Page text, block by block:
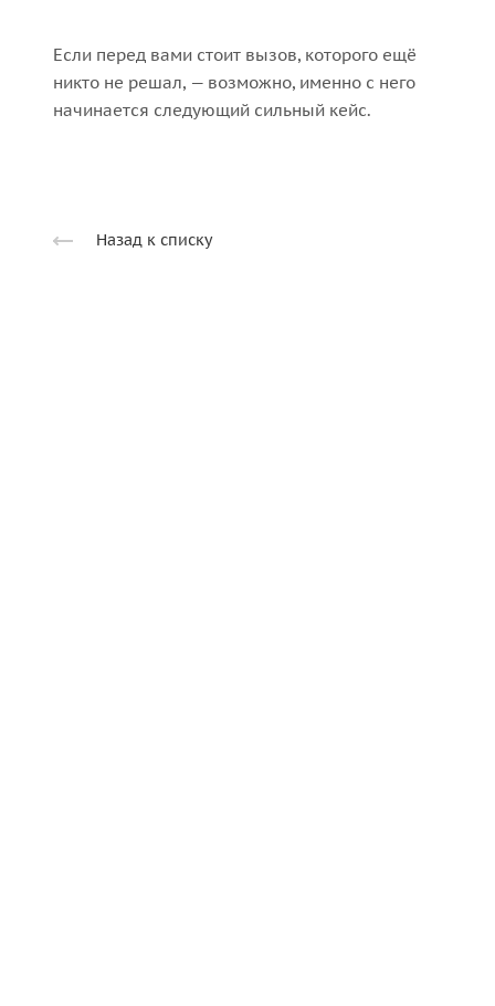
Если перед вами стоит вызов, которого ещё
никто не решал, — возможно, именно с него
начинается следующий сильный кейс.
Назад к списку